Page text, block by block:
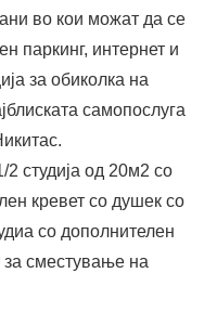
во кои можат да се
паркинг, интернет и
за обиколка на
самопослуга
студија од 20м2 со
кревет со душек со
со дополнителен
сместување на